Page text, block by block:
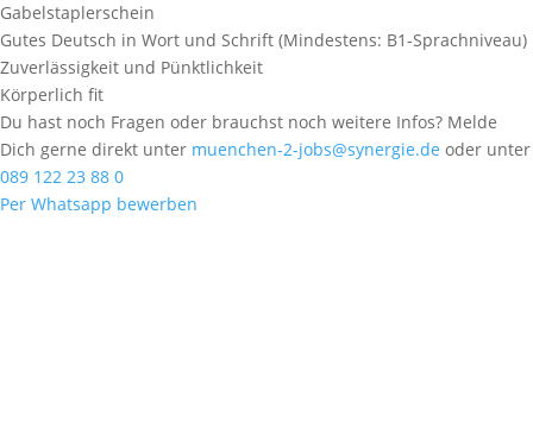
Gabelstaplerschein
Gutes Deutsch in Wort und Schrift (Mindestens: B1-Sprachniveau)
Zuverlässigkeit und Pünktlichkeit
Körperlich fit
Du hast noch Fragen oder brauchst noch weitere Infos? Melde
Dich gerne direkt unter muenchen-2-jobs@synergie.de oder unter
089 122 23 88 0
Per Whatsapp bewerben